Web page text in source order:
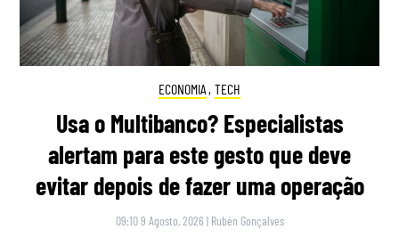
ECONOMIA , TECH
Usa o Multibanco? Especialistas
alertam para este gesto que deve
evitar depois de fazer uma operação
09:10 9 Agosto, 2026 | Rubén Gonçalves